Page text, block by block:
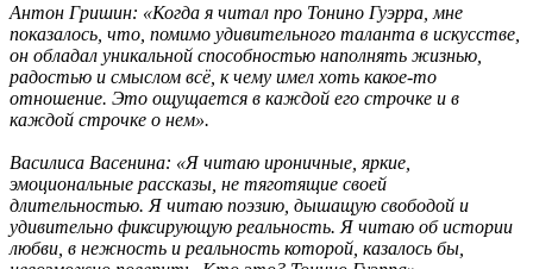
Антон Гришин: «Когда я читал про Тонино Гуэрра, мне
показалось, что, помимо удивительного таланта в искусстве,
он обладал уникальной способностью наполнять жизнью,
радостью и смыслом всё, к чему имел хоть какое-то
отношение. Это ощущается в каждой его строчке и в
каждой строчке о нем».
Василиса Васенина: «Я читаю ироничные, яркие,
эмоциональные рассказы, не тяготящие своей
длительностью. Я читаю поэзию, дышащую свободой и
удивительно фиксирующую реальность. Я читаю об истории
любви, в нежность и реальность которой, казалось бы,